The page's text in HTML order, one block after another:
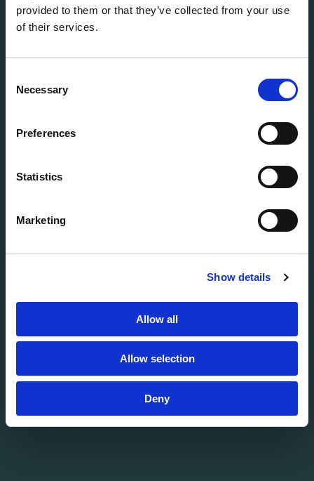
provided to them or that they’ve collected from your use
of their services.
Selection
Necessary
Preferences
Statistics
Marketing
Show details
Allow all
Allow selection
Deny